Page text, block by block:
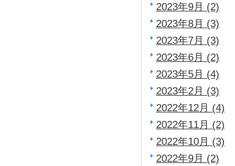
2023年9月 (2)
2023年8月 (3)
2023年7月 (3)
2023年6月 (2)
2023年5月 (4)
2023年2月 (3)
2022年12月 (4)
2022年11月 (2)
2022年10月 (3)
2022年9月 (2)